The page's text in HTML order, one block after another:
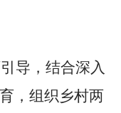
导，结合深入
，组织乡村两